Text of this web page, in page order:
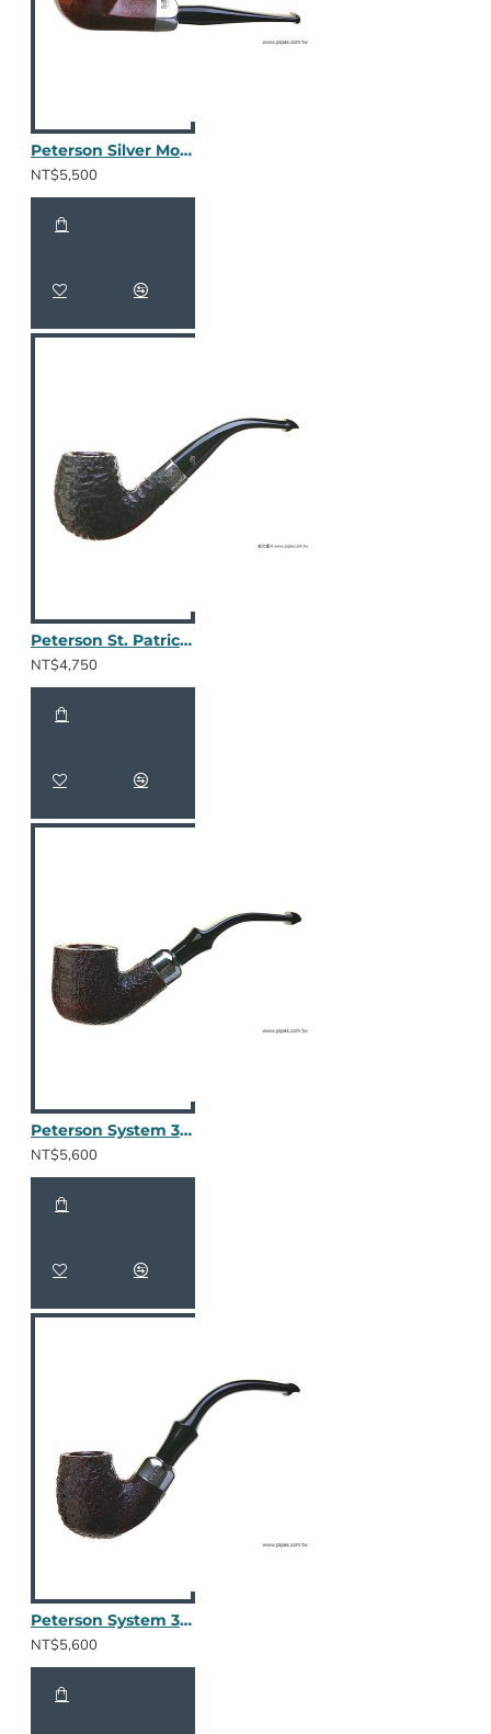
Peterson Silver Mount 150
NT$5,500
Peterson St. Patrick's Day 2025 69
NT$4,750
Peterson System 301 噴沙
NT$5,600
Peterson System 312 噴沙
NT$5,600